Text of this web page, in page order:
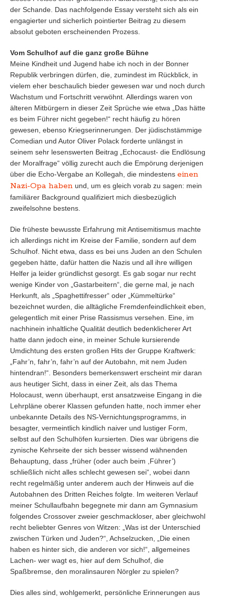
der Schande. Das nachfolgende Essay versteht sich als ein
engagierter und sicherlich pointierter Beitrag zu diesem
absolut geboten erscheinenden Prozess.
Vom Schulhof auf die ganz große Bühne
Meine Kindheit und Jugend habe ich noch in der Bonner
Republik verbringen dürfen, die, zumindest im Rückblick, in
vielem eher beschaulich bieder gewesen war und noch durch
Wachstum und Fortschritt verwöhnt. Allerdings waren von
älteren Mitbürgern in dieser Zeit Sprüche wie etwa „Das hätte
es beim Führer nicht gegeben!“ recht häufig zu hören
gewesen, ebenso Kriegserinnerungen. Der jüdischstämmige
Comedian und Autor Oliver Polack forderte unlängst in
seinem sehr lesenswerten Beitrag „Echocaust- die Endlösung
der Moralfrage“ völlig zurecht auch die Empörung derjenigen
über die Echo-Vergabe an Kollegah, die mindestens einen
Nazi-Opa haben und, um es gleich vorab zu sagen: mein
familiärer Background qualifiziert mich diesbezüglich
zweifelsohne bestens.
Die früheste bewusste Erfahrung mit Antisemitismus machte
ich allerdings nicht im Kreise der Familie, sondern auf dem
Schulhof. Nicht etwa, dass es bei uns Juden an den Schulen
gegeben hätte, dafür hatten die Nazis und all ihre willigen
Helfer ja leider gründlichst gesorgt. Es gab sogar nur recht
wenige Kinder von „Gastarbeitern“, die gerne mal, je nach
Herkunft, als „Spaghettifresser“ oder „Kümmeltürke“
bezeichnet wurden, die alltägliche Fremdenfeindlichkeit eben,
gelegentlich mit einer Prise Rassismus versehen. Eine, im
nachhinein inhaltliche Qualität deutlich bedenklicherer Art
hatte dann jedoch eine, in meiner Schule kursierende
Umdichtung des ersten großen Hits der Gruppe Kraftwerk:
„Fahr’n, fahr’n, fahr’n auf der Autobahn, mit nem Juden
hintendran!“. Besonders bemerkenswert erscheint mir daran
aus heutiger Sicht, dass in einer Zeit, als das Thema
Holocaust, wenn überhaupt, erst ansatzweise Eingang in die
Lehrpläne oberer Klassen gefunden hatte, noch immer eher
unbekannte Details des NS-Vernichtungsprogramms, in
besagter, vermeintlich kindlich naiver und lustiger Form,
selbst auf den Schulhöfen kursierten. Dies war übrigens die
zynische Kehrseite der sich besser wissend wähnenden
Behauptung, dass „früher (oder auch beim ,Führer’)
schließlich nicht alles schlecht gewesen sei“, wobei dann
recht regelmäßig unter anderem auch der Hinweis auf die
Autobahnen des Dritten Reiches folgte. Im weiteren Verlauf
meiner Schullaufbahn begegnete mir dann am Gymnasium
folgendes Crossover zweier geschmackloser, aber gleichwohl
recht beliebter Genres von Witzen: „Was ist der Unterschied
zwischen Türken und Juden?“, Achselzucken, „Die einen
haben es hinter sich, die anderen vor sich!“, allgemeines
Lachen- wer wagt es, hier auf dem Schulhof, die
Spaßbremse, den moralinsauren Nörgler zu spielen?
Dies alles sind, wohlgemerkt, persönliche Erinnerungen aus